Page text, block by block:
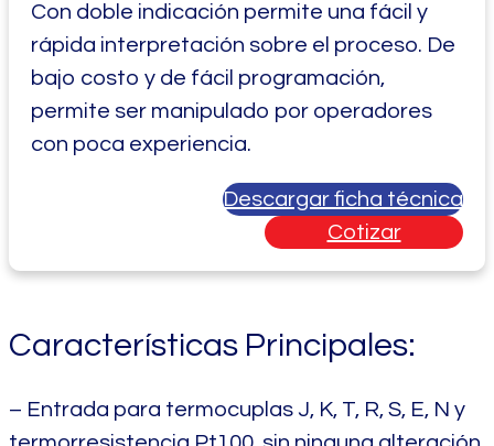
Con doble indicación permite una fácil y
rápida interpretación sobre el proceso. De
bajo costo y de fácil programación,
permite ser manipulado por operadores
con poca experiencia.
Descargar ficha técnica
Cotizar
Características Principales:
– Entrada para termocuplas J, K, T, R, S, E, N y